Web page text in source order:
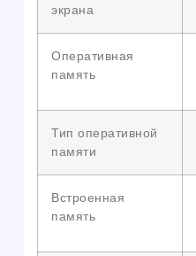
экрана
Оперативная
память
Тип оперативной
памяти
Встроенная
память